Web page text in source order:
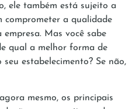
ele também está sujeito a
comprometer a qualidade
empresa. Mas você sabe
qual a melhor forma de
estabelecimento? Se não,
mesmo, os principais